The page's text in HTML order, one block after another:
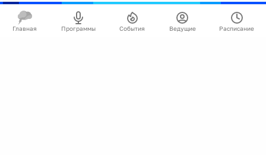
Главная Программы События Ведущие Расписание